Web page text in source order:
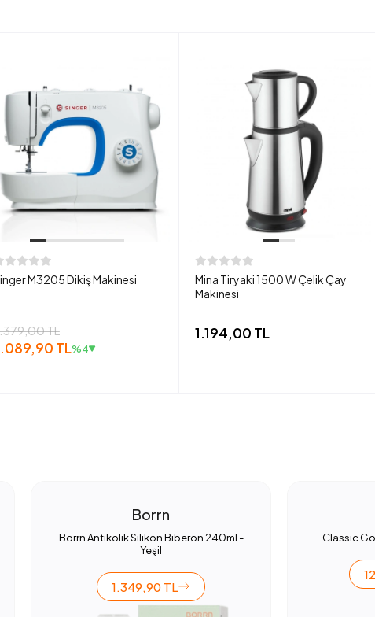
M3205 Dikiş Makinesi
TL
TL%4
Mina Tiryaki 1500 W Çelik Çay
Makinesi
1.194,00 TL
Borrn
Borrn Antikolik Silikon Biberon 240ml -
Yeşil
1.349,90 TL
Classic